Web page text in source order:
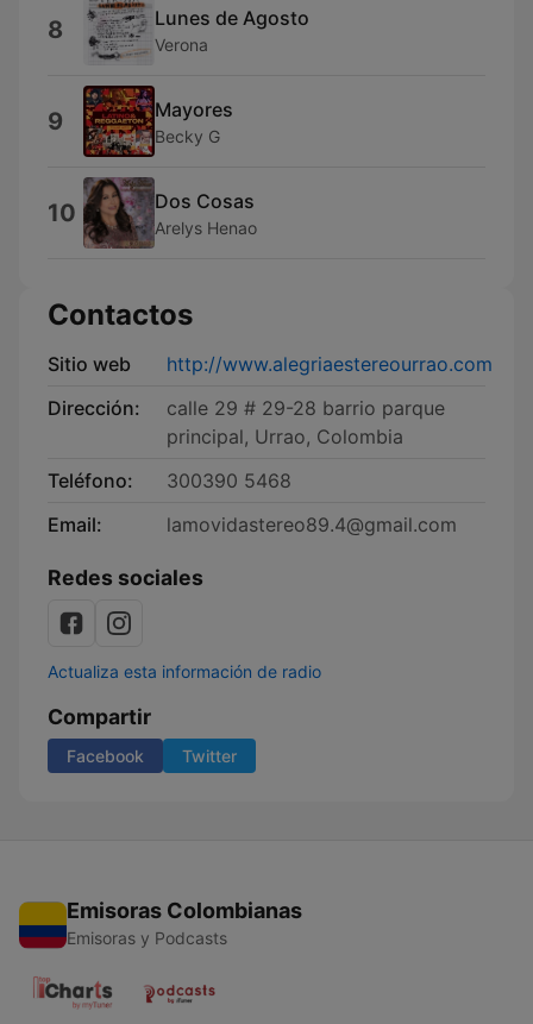
8 Lunes de Agosto
Verona
9 Mayores
Becky G
10 Dos Cosas
Arelys Henao
Contactos
Sitio web
http://www.alegriaestereourrao.com
Dirección:
calle 29 # 29-28 barrio parque
principal, Urrao, Colombia
Teléfono:
300390 5468
Email:
lamovidastereo89.4@gmail.com
Redes sociales
Actualiza esta información de radio
Compartir
Facebook Twitter
Emisoras Colombianas
Emisoras y Podcasts